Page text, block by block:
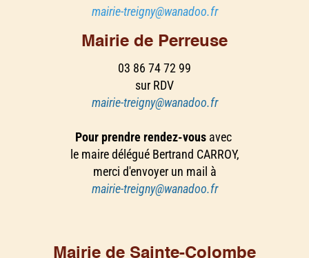
mairie-treigny@wanadoo.fr
Mairie de Perreuse
03 86 74 72 99
sur RDV
mairie-treigny@wanadoo.fr
Pour prendre rendez-vous avec
le maire délégué Bertrand CARROY,
merci d'envoyer un mail à
mairie-treigny@wanadoo.fr
Mairie de Sainte-Colombe